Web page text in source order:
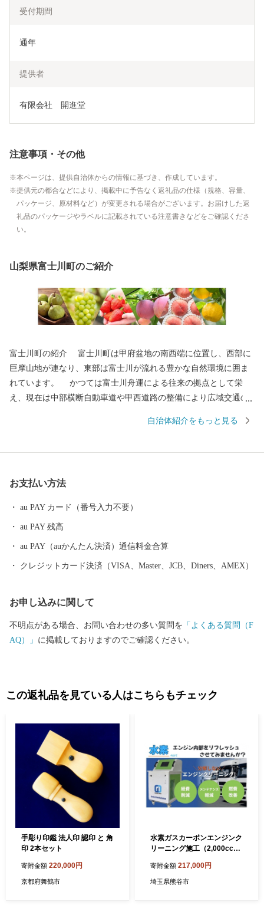
受付期間
通年
提供者
有限会社　開進堂
注意事項・その他
本ページは、提供自治体からの情報に基づき、作成しています。
提供元の都合などにより、掲載中に予告なく返礼品の仕様（規格、容量、
パッケージ、原材料など）が変更される場合がございます。お届けした返
礼品のパッケージやラベルに記載されている注意書きなどをご確認くださ
い。
山梨県富士川町のご紹介
富士川町の紹介 富士川町は甲府盆地の南西端に位置し、西部に
巨摩山地が連なり、東部は富士川が流れる豊かな自然環境に囲ま
れています。 かつては富士川舟運による往来の拠点として栄
え、現在は中部横断自動車道や甲西道路の整備により広域交通の
い、舂米・平林・穂積の棚田、大柳川渓谷の紅葉、高下のダイヤ
間地域の過疎化も進行している状況ですが、移住定住や交流人口
の増加を推進しています。 ふるさとへの思い… 富士川の瀬音、
日々… ふるさとを離れ、都会でご活躍の皆さまにとって、ふる
さとの思い出は、数多くあると思います。 富士川町では、地域
の資源を守り、「暮らしと自然が輝く 交流のまち」をめざし
になっていただきたいと思います。
自治体紹介をもっと見る
お支払い方法
au PAY カード（番号入力不要）
au PAY 残高
au PAY（auかんたん決済）通信料金合算
クレジットカード決済（VISA、Master、JCB、Diners、AMEX）
お申し込みに関して
不明点がある場合、お問い合わせの多い質問を 「よくある質問（F
AQ）」 に掲載しておりますのでご確認ください。
この返礼品を見ている人はこちらもチェック
手彫り印鑑 法人印 認印 と 角
印 2本セット
寄附金額 220,000円
京都府舞鶴市
水素ガスカーボンエンジンク
リーニング施工（2,000cc以
ト）
寄附金額 217,000円
埼玉県熊谷市